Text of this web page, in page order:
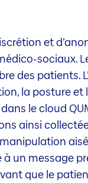
et
sociaux.
des patients.
la posture et
le cloud
ainsi
à un message
que le